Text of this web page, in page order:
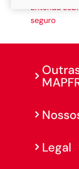
Entenda
seguro
Legal